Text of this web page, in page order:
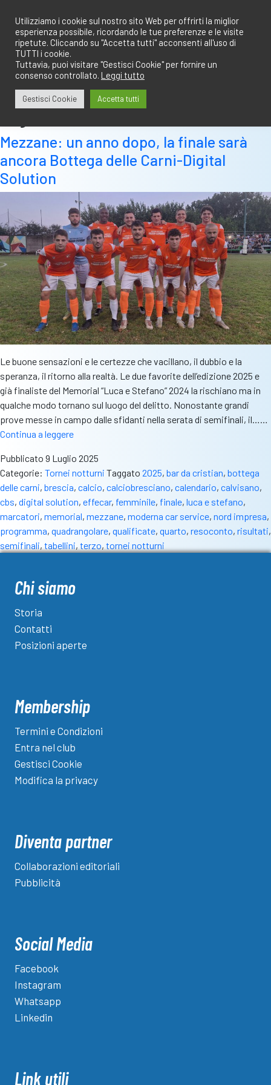
contenuto
Mezzane: un anno dopo, la finale sarà
ancora Bottega delle Carni-Digital
Solution
Le buone sensazioni e le certezze che vacillano, il dubbio e la
speranza, il ritorno alla realtà. Le due favorite dell’edizione 2025 e
già finaliste del Memorial “Luca e Stefano” 2024 la rischiano ma in
qualche modo tornano sul luogo del delitto. Nonostante grandi
prove messe in campo dalle sfidanti nella serata di semifinali, il……
Continua a leggereMezzane:
anno
dopo,
la
finale
sarà
ancora
Bottega
Digital
Pubblicato 9 Luglio 2025
Categorie: Tornei notturni Taggato 2025, bar da cristian, bottega
delle carni, brescia, calcio, calciobresciano, calendario, calvisano,
cbs, digital solution, effecar, femminile, finale, luca e stefano,
marcatori, memorial, mezzane, moderna car service, nord impresa,
programma, quadrangolare, qualificate, quarto, resoconto, risultati,
semifinali, tabellini, terzo, tornei notturni
Chi siamo
Storia
Contatti
Posizioni aperte
Membership
Termini e Condizioni
Entra nel club
Gestisci Cookie
Modifica la privacy
Diventa partner
Collaborazioni editoriali
Pubblicità
Social Media
Facebook
Instagram
Whatsapp
Linkedin
Link utili
Utilizziamo i cookie sul nostro sito Web per offrirti la miglior
esperienza possibile, ricordando le tue preferenze e le visite
ripetute. Cliccando su "Accetta tutti" acconsenti all'uso di
TUTTI i cookie.
Tuttavia, puoi visitare "Gestisci Cookie" per fornire un
consenso controllato. Leggi tutto
Gestisci Cookie Accetta tutti